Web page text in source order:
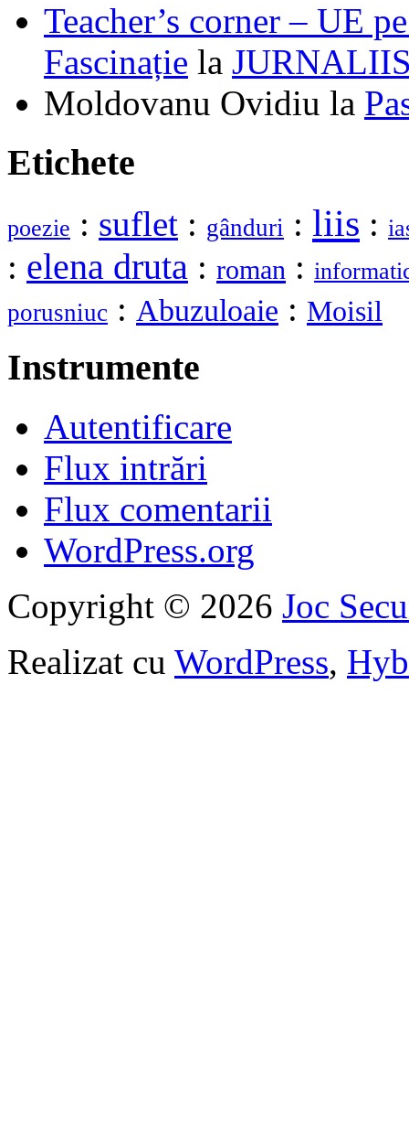
Teacher’s corner – UE
Fascinație la
Moldovanu Ovidiu la
Etichete
poezie : suflet : gânduri : liis :
: elena druta : roman :
porusniuc : Abuzuloaie : Moisil
Instrumente
Autentificare
Flux intrări
Flux comentarii
WordPress.org
Copyright © 2026 Joc
Realizat cu WordPress,